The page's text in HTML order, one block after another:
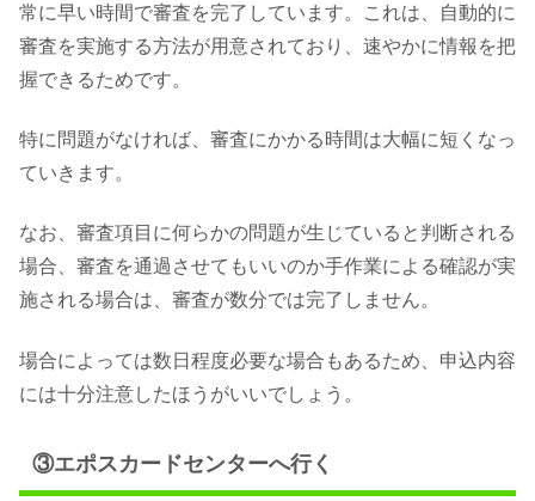
常に早い時間で審査を完了しています。これは、自動的に
審査を実施する方法が用意されており、速やかに情報を把
握できるためです。
特に問題がなければ、審査にかかる時間は大幅に短くなっ
ていきます。
なお、審査項目に何らかの問題が生じていると判断される
場合、審査を通過させてもいいのか手作業による確認が実
施される場合は、審査が数分では完了しません。
場合によっては数日程度必要な場合もあるため、申込内容
には十分注意したほうがいいでしょう。
③エポスカードセンターへ行く